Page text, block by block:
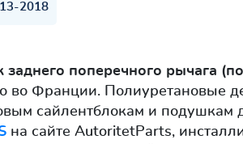
2018
заднего поперечного рычага
во Франции. Полиуретановые
сайлентблокам и подушкам
на сайте AutoritetParts,